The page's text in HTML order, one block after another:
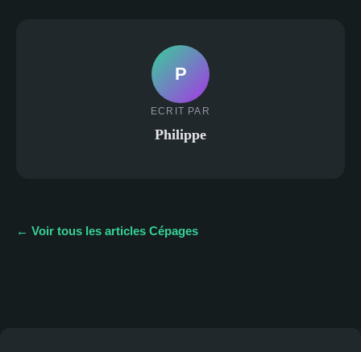
P
ECRIT PAR
Philippe
← Voir tous les articles Cépages